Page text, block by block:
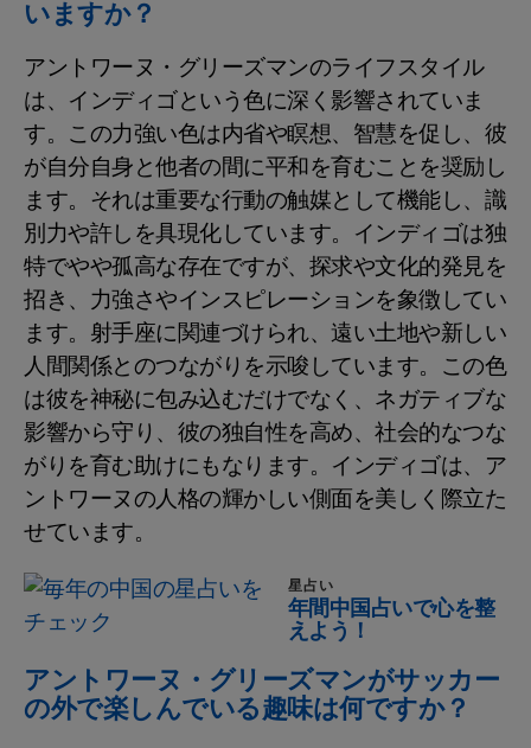
いますか？
アントワーヌ・グリーズマンのライフスタイル
は、インディゴという色に深く影響されていま
す。この力強い色は内省や瞑想、智慧を促し、彼
が自分自身と他者の間に平和を育むことを奨励し
ます。それは重要な行動の触媒として機能し、識
別力や許しを具現化しています。インディゴは独
特でやや孤高な存在ですが、探求や文化的発見を
招き、力強さやインスピレーションを象徴してい
ます。射手座に関連づけられ、遠い土地や新しい
人間関係とのつながりを示唆しています。この色
は彼を神秘に包み込むだけでなく、ネガティブな
影響から守り、彼の独自性を高め、社会的なつな
がりを育む助けにもなります。インディゴは、ア
ントワーヌの人格の輝かしい側面を美しく際立た
せています。
星占い
年間中国占いで心を整
えよう！
アントワーヌ・グリーズマンがサッカー
の外で楽しんでいる趣味は何ですか？